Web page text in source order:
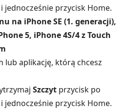
jednocześnie przycisk Home.
na iPhone SE (1. generacji),
5, iPhone 4S/4 z Touch
lub aplikację, którą chcesz
Szczyt przycisk po
jednocześnie przycisk Home.